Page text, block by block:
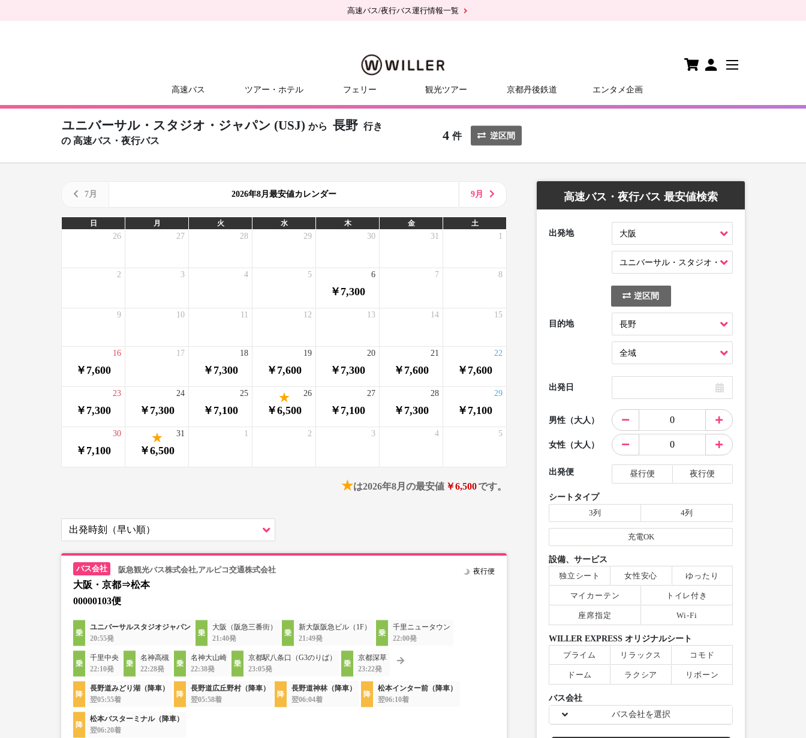
高速バス/夜行バス運行情報一覧
高速バス ツアー・ホテル フェリー 観光ツアー 京都丹後鉄道 エンタメ企画
ユニバーサル・スタジオ・ジャパン (USJ) から 長野 行き
の 高速バス・夜行バス 4 件 逆区間
7月 2026年8月最安値カレンダー 9月
日 月 火 水 木 金 土
26 27 28 29 30 31 1
2 3 4 5
￥7,300
6 7 8
9 10 11 12 13 14 15
￥7,600
16 17
￥7,300
18
￥7,600
19
￥7,300
20
￥7,600
21
￥7,600
22
￥7,300
23
￥7,300
24
￥7,100
25
￥6,500
26
￥7,100
27
￥7,300
28
￥7,100
29
￥7,100
30
￥6,500
31 1 2 3 4 5
★は2026年8月の最安値 ￥6,500です。
阪急観光バス株式会社,アルピコ交通株式会社
大阪・京都⇒松本
00000103便
夜行便
ユニバーサルスタジオジャパン
20:55発
大阪（阪急三番街）
21:40発
新大阪阪急ビル（1F）
21:49発
千里ニュータウン
22:00発
千里中央
22:10発
名神高槻
22:28発
名神大山崎
22:38発
京都駅八条口（G3のりば）
23:05発
京都深草
23:22発
長野道みどり湖（降車）
翌05:55着
長野道広丘野村（降車）
翌05:58着
長野道神林（降車）
翌06:04着
松本インター前（降車）
翌06:10着
松本バスターミナル（降車）
翌06:20着
高速バス・夜行バス 最安値検索
出発地
逆区間
目的地
出発日
男性（大人）
女性（大人）
出発便 昼行便 夜行便
シートタイプ
3列
4列
充電OK
設備、サービス
独立シート
女性安心 ゆったり
マイカーテン トイレ付き
座席指定 Wi-Fi
WILLER EXPRESS オリジナルシート
プライム
リラックス コモド
ドーム ラクシア リボーン
バス会社
バス会社を選択